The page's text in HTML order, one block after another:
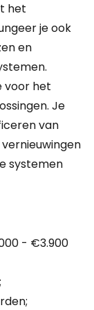
het
je ook
en
voor het
Je
van
systemen
- €3.900